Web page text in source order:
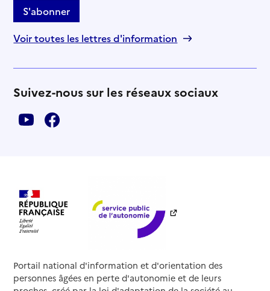
S'abonner
Voir toutes les lettres d'information
Suivez-nous sur les réseaux sociaux
Portail national d'information et d'orientation des
personnes âgées en perte d'autonomie et de leurs